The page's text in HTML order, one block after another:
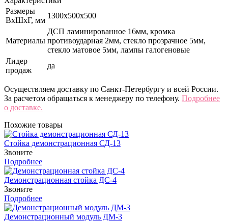
Размеры
ВхШхГ, мм
1300х500х500
Материалы
ДСП ламинированное 16мм, кромка
противоударная 2мм, стекло прозрачное 5мм,
стекло матовое 5мм, лампы галогеновые
Лидер
продаж
да
Осуществляем доставку по Санкт-Петербургу и всей России.
За расчетом обращаться к менеджеру по телефону. Подробнее
о доставке.
Похожие товары
Стойка демонстрационная СД-13
Звоните
Подробнее
Демонстрационная стойка ДС-4
Звоните
Подробнее
Демонстрационный модуль ДМ-3